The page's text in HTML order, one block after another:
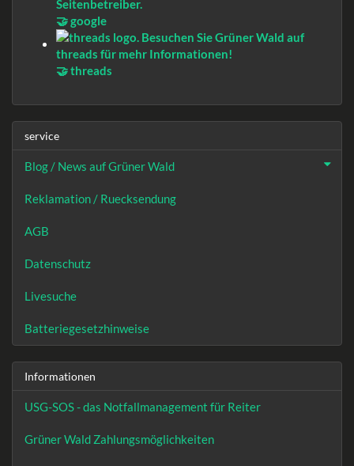
🤝 google
🤝 threads
service
Blog / News auf Grüner Wald
Reklamation / Ruecksendung
AGB
Datenschutz
Livesuche
Batteriegesetzhinweise
Informationen
USG-SOS - das Notfallmanagement für Reiter
Grüner Wald Zahlungsmöglichkeiten